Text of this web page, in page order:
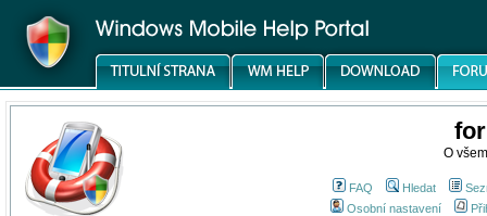
O
FAQ Hledat
Osobní nastavení